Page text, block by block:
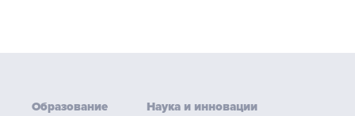
Образование Наука и инновации